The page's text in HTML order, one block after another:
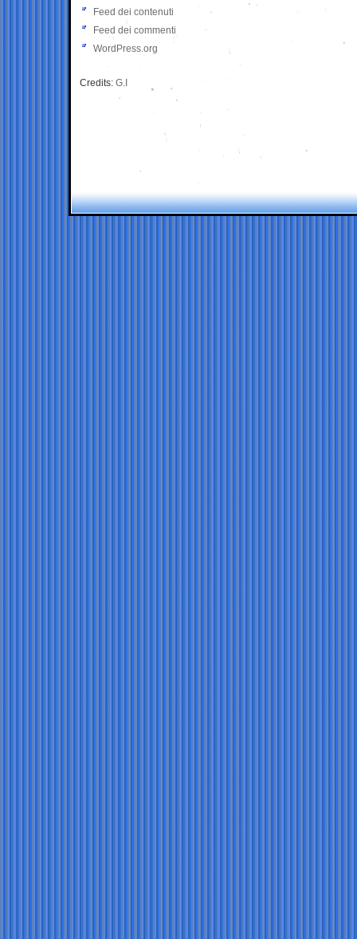
Feed dei contenuti
Feed dei commenti
WordPress.org
Credits: G.I